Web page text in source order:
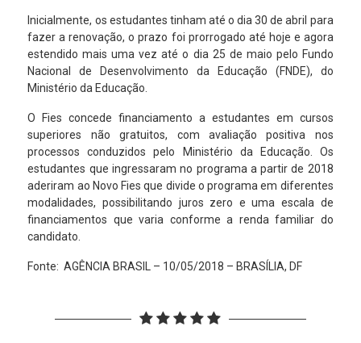
Inicialmente, os estudantes tinham até o dia 30 de abril para
fazer a renovação, o prazo foi prorrogado até hoje e agora
estendido mais uma vez até o dia 25 de maio pelo Fundo
Nacional de Desenvolvimento da Educação (FNDE), do
Ministério da Educação.
O Fies concede financiamento a estudantes em cursos
superiores não gratuitos, com avaliação positiva nos
processos conduzidos pelo Ministério da Educação. Os
estudantes que ingressaram no programa a partir de 2018
aderiram ao Novo Fies que divide o programa em diferentes
modalidades, possibilitando juros zero e uma escala de
financiamentos que varia conforme a renda familiar do
candidato.
Fonte: AGÊNCIA BRASIL – 10/05/2018 – BRASÍLIA, DF